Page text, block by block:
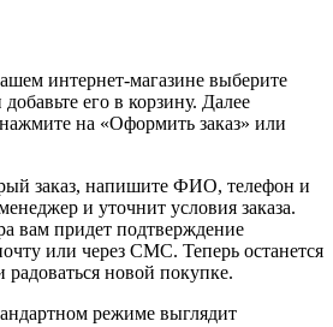
интернет-магазине выберите
его в корзину. Далее
на «Оформить заказ» или
заказ, напишите ФИО, телефон и
и уточнит условия заказа.
вам придет подтверждение
или через СМС. Теперь останется
радоваться новой покупке.
режиме выглядит